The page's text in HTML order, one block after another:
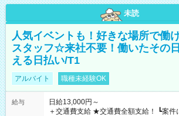
未読
人気イベントも！好きな場所で働
スタッフ☆来社不要！働いたその
える日払い/T1
アルバイト 職種未経験OK
給与
日給13,000円～
＋交通費支給 ★交通費全額支給！ ┗案件により規定あり ★日払